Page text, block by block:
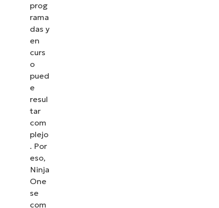
prog
rama
das y
en
curs
o
pued
e
resul
tar
com
plejo
. Por
eso,
Ninja
One
se
com